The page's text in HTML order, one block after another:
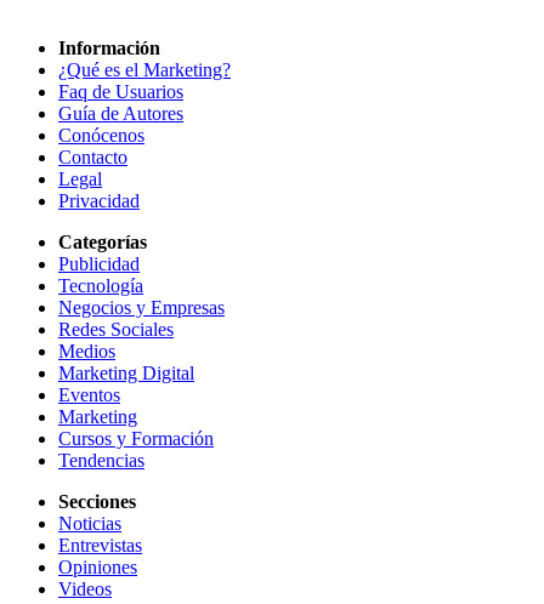
Información
¿Qué es el Marketing?
Faq de Usuarios
Guía de Autores
Conócenos
Contacto
Legal
Privacidad
Categorías
Publicidad
Tecnología
Negocios y Empresas
Redes Sociales
Medios
Marketing Digital
Eventos
Marketing
Cursos y Formación
Tendencias
Secciones
Noticias
Entrevistas
Opiniones
Videos